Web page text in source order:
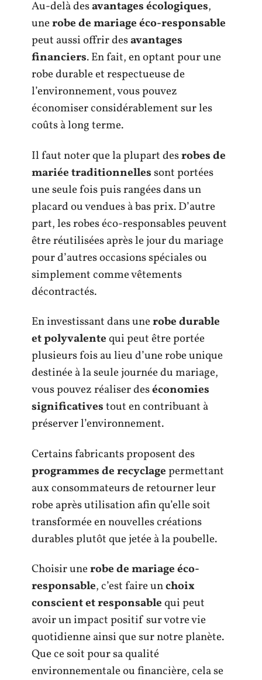
Au-delà desavantages écologiques,
unerobe de mariage éco-responsable
peut aussi offrir desavantages
financiers. En fait, en optant pour une
robe durable et respectueuse de
l’environnement, vous pouvez
économiser considérablement sur les
coûts à long terme.
Il faut noter que la plupart desrobes de
mariée traditionnellessont portées
une seule fois puis rangées dans un
placard ou vendues à bas prix. D’autre
part, les robes éco-responsables peuvent
être réutilisées après le jour du mariage
pour d’autres occasions spéciales ou
simplement comme vêtements
décontractés.
En investissant dans unerobe durable
et polyvalentequi peut être portée
plusieurs fois au lieu d’une robe unique
destinée à la seule journée du mariage,
vous pouvez réaliser deséconomies
significativestout en contribuant à
préserver l’environnement.
Certains fabricants proposent des
programmes de recyclagepermettant
aux consommateurs de retourner leur
robe après utilisation afin qu’elle soit
transformée en nouvelles créations
durables plutôt que jetée à la poubelle.
Choisir unerobe de mariage éco-
responsable, c’est faire unchoix
conscient et responsablequi peut
avoir un impact positif sur votre vie
quotidienne ainsi que sur notre planète.
Que ce soit pour sa qualité
environnementale ou financière, cela se